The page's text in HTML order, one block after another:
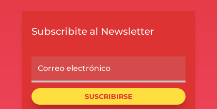
Subscribite al Newsletter
SUSCRIBIRSE